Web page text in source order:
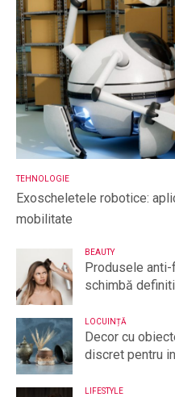
TEHNOLOGIE
Exoscheletele robotice:
mobilitate
BEAUTY
Produsele
schimbă
LOCUINȚĂ
Decor cu
discret pentru
LIFESTYLE